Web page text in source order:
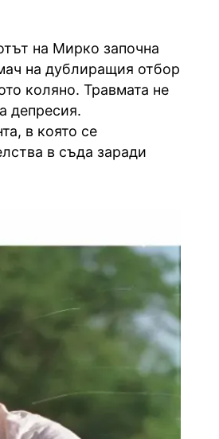
на Мирко започна
на дублиращия отбор
коляно. Травмата не
депресия.
в която се
в съда заради